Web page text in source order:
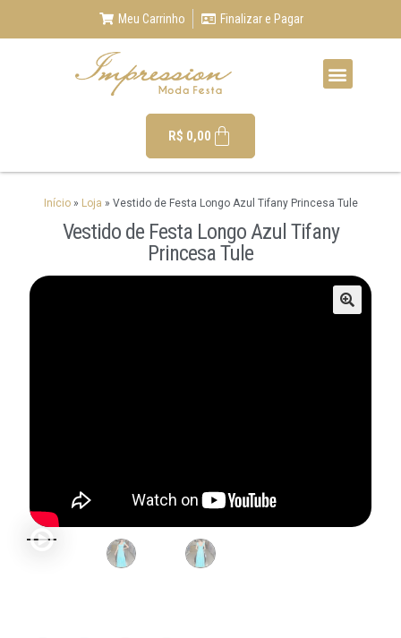
Meu Carrinho Finalizar e Pagar
R$ 0,00
Início» Loja » Vestido de Festa Longo Azul Tifany Princesa Tule
Vestido de Festa Longo Azul Tifany
Princesa Tule